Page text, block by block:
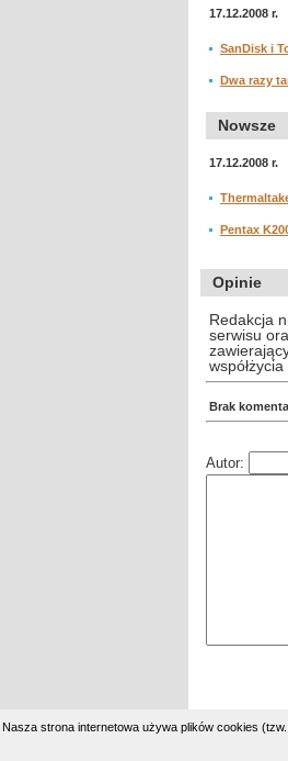
17.12.2008 r.
SanDisk i
Dwa razy
Nowsze
17.12.2008 r.
Pentax
Opinie
Redakcja
serwisu
współżycia
Brak
Autor:
Nasza strona internetowa używa plików cookies